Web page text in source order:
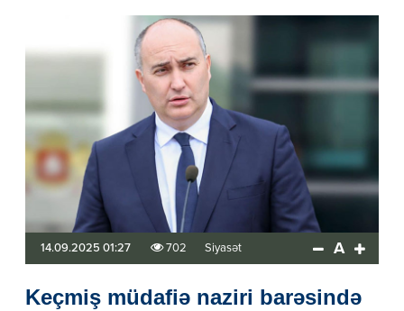
14.09.2025 01:27 702 Siyasət A
Keçmiş müdafiə naziri barəsində